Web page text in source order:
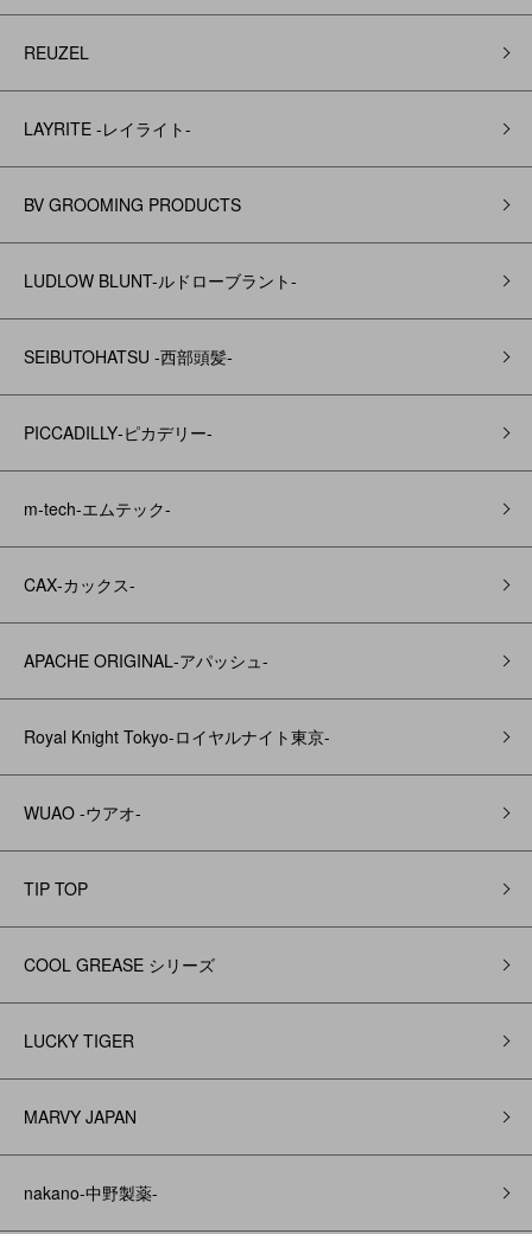
REUZEL
LAYRITE -レイライト-
BV GROOMING PRODUCTS
LUDLOW BLUNT-ルドローブラント-
SEIBUTOHATSU -西部頭髪‐
PICCADILLY‐ピカデリー‐
m-tech-エムテック-
CAX‐カックス‐
APACHE ORIGINAL‐アパッシュ‐
Royal Knight Tokyo-ロイヤルナイト東京-
WUAO -ウアオ-
TIP TOP
COOL GREASE シリーズ
LUCKY TIGER
MARVY JAPAN
nakano-中野製薬-